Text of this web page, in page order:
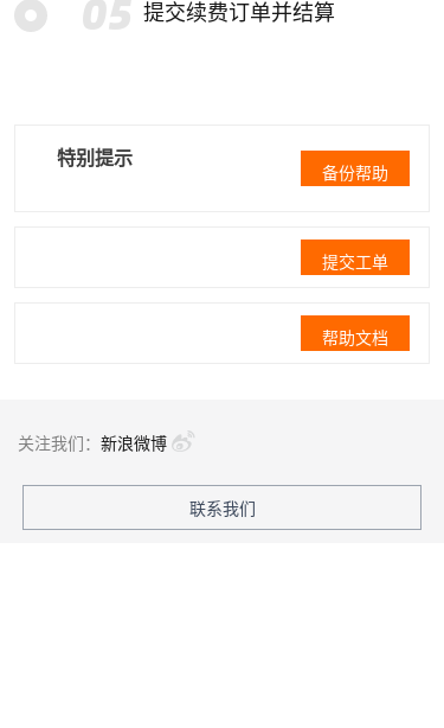
提交续费订单并结算
特别提示
备份帮助
提交工单
帮助文档